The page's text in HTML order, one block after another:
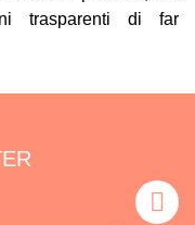
trasparenti di far